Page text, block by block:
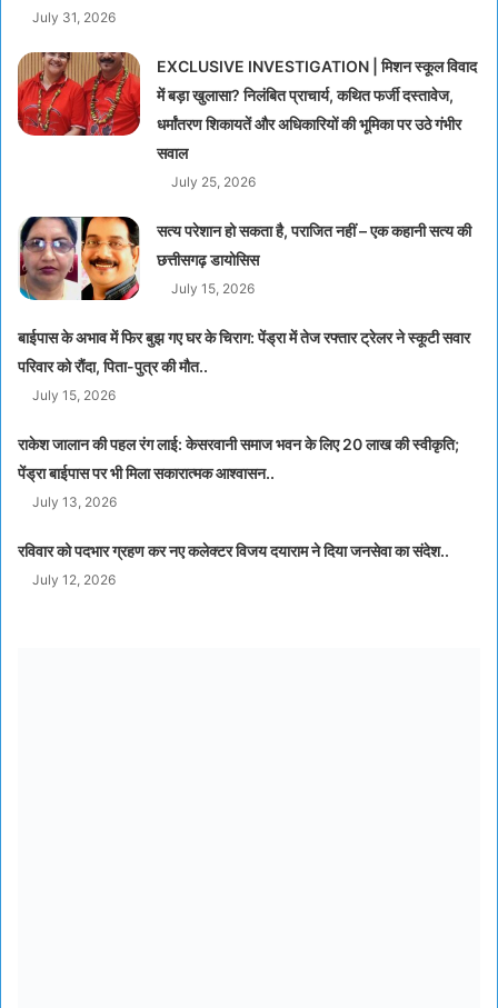
July 31, 2026
EXCLUSIVE INVESTIGATION | मिशन स्कूल विवाद
में बड़ा खुलासा? निलंबित प्राचार्य, कथित फर्जी दस्तावेज,
धर्मांतरण शिकायतें और अधिकारियों की भूमिका पर उठे गंभीर
सवाल
July 25, 2026
सत्य परेशान हो सकता है, पराजित नहीं – एक कहानी सत्य की
छत्तीसगढ़ डायोसिस
July 15, 2026
बाईपास के अभाव में फिर बुझ गए घर के चिराग: पेंड्रा में तेज रफ्तार ट्रेलर ने स्कूटी सवार
परिवार को रौंदा, पिता-पुत्र की मौत..
July 15, 2026
राकेश जालान की पहल रंग लाई: केसरवानी समाज भवन के लिए 20 लाख की स्वीकृति;
पेंड्रा बाईपास पर भी मिला सकारात्मक आश्वासन..
July 13, 2026
रविवार को पदभार ग्रहण कर नए कलेक्टर विजय दयाराम ने दिया जनसेवा का संदेश..
July 12, 2026